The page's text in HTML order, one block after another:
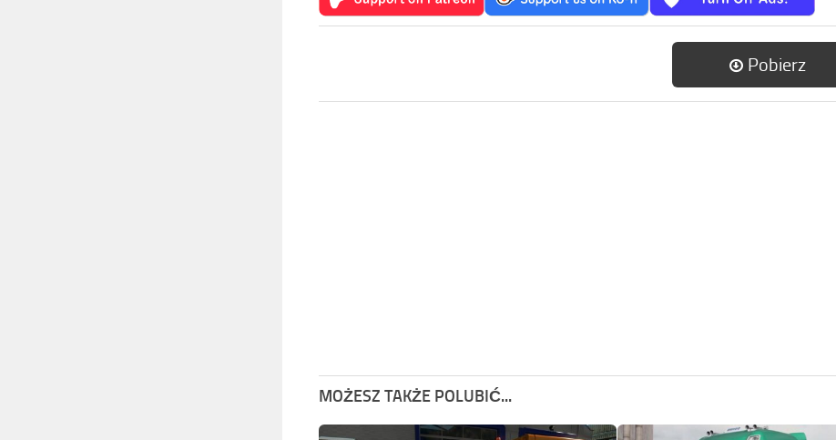
Pobierz
MOŻESZ TAKŻE POLUBIĆ...